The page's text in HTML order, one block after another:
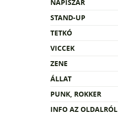
NAPISZAR
STAND-UP
TETKÓ
VICCEK
ZENE
ÁLLAT
PUNK, ROKKER
INFO AZ OLDALRÓL